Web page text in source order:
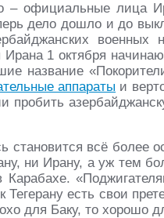
– официальные лица
дело дошло и до
1 октября
название
аппараты и
пробить
становится всё более
ни Ирану, а уж тем
Карабахе.
Тегерану есть свои
для Баку, то хорошо